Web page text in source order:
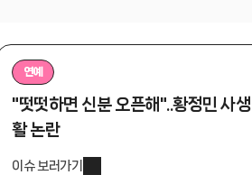
연예
"떳떳하면 신분 오픈해"..황정민 사생
활 논란
이슈 보러가기